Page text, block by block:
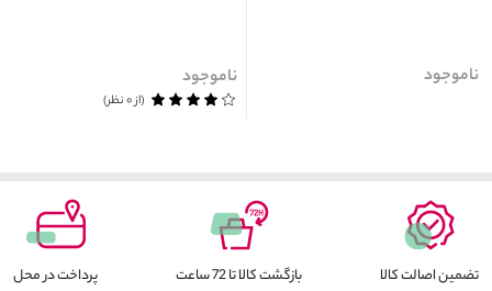
ناموجود ناموجود
(از ۰ نظر)
تضمین اصالت کالا بازگشت کالا تا 72 ساعت پرداخت در محل